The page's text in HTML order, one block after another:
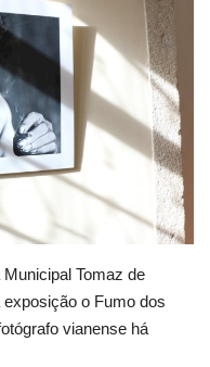
Tomaz de
exposição o Fumo dos
vianense há